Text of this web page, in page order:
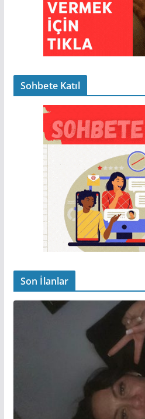
Sohbete Katıl
Son İlanlar